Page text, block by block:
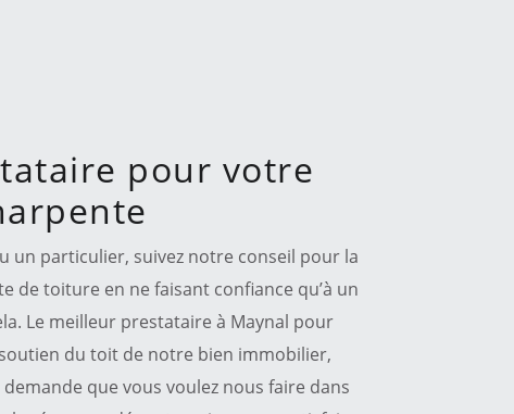
pour votre
un particulier, suivez notre conseil pour la
de toiture en ne faisant confiance qu’à un
Le meilleur prestataire à Maynal pour
du toit de notre bien immobilier,
que vous voulez nous faire dans